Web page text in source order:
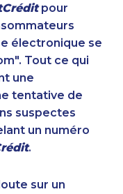
420-2388
282-3658
969-8962
319-2157
677-8165
201-0892
230-2006
pour
électronique se
Tout ce qui
une
tentative de
suspectes
un numéro
.
sur un